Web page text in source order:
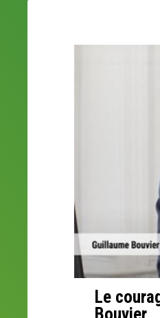
Le